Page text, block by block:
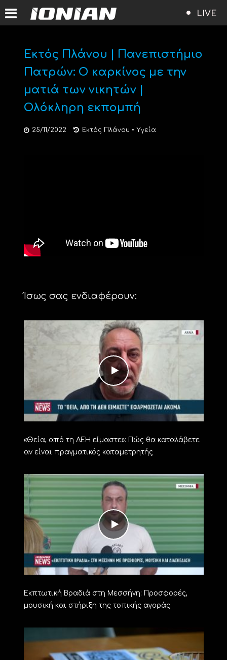
LIVE
Εκτός Πλάνου | Πανεπιστήμιο
Πατρών: Ο καρκίνος με την
ματιά των νικητών |
Ολόκληρη εκπομπή
25/11/2022 Εκτός Πλάνου • Υγεία
Ίσως σας ενδιαφέρουν:
«Θεία, από τη ΔΕΗ είμαστε»: Πώς θα καταλάβετε
αν είναι πραγματικός καταμετρητής
Εκπτωτική Βραδιά στη Μεσσήνη: Προσφορές,
μουσική και στήριξη της τοπικής αγοράς